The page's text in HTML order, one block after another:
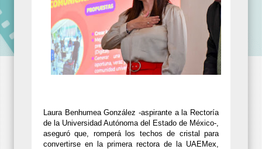
Laura Benhumea González -aspirante a la Rectoría
de la Universidad Autónoma del Estado de México-,
aseguró que, romperá los techos de cristal para
convertirse en la primera rectora de la UAEMex,